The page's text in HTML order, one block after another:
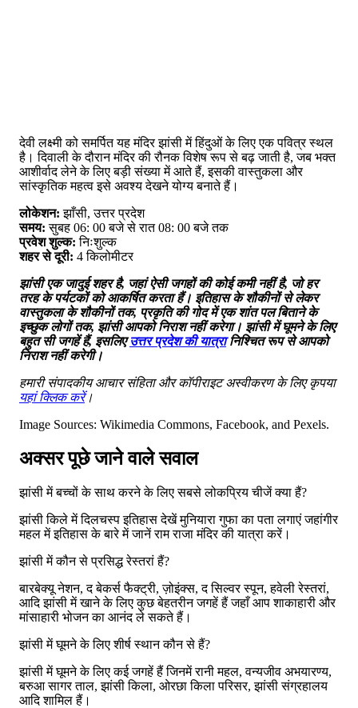
देवी लक्ष्मी को समर्पित यह मंदिर झांसी में हिंदुओं के लिए एक पवित्र स्थल
है। दिवाली के दौरान मंदिर की रौनक विशेष रूप से बढ़ जाती है, जब भक्त
आशीर्वाद लेने के लिए बड़ी संख्या में आते हैं, इसकी वास्तुकला और
सांस्कृतिक महत्व इसे अवश्य देखने योग्य बनाते हैं।
लोकेशन: झाँसी, उत्तर प्रदेश
समय: सुबह 06: 00 बजे से रात 08: 00 बजे तक
प्रवेश शुल्क: निःशुल्क
शहर से दूरी: 4 किलोमीटर
झांसी एक जादुई शहर है, जहां ऐसी जगहों की कोई कमी नहीं है, जो हर
तरह के पर्यटकों को आकर्षित करता हैं। इतिहास के शौकीनों से लेकर
वास्तुकला के शौकीनों तक, प्रकृति की गोद में एक शांत पल बिताने के
इच्छुक लोगों तक, झांसी आपको निराश नहीं करेगा। झांसी में घूमने के लिए
बहुत सी जगहें हैं, इसलिएउत्तर प्रदेश की यात्रानिश्चित रूप से आपको
निराश नहीं करेगी।
हमारी संपादकीय आचार संहिता और कॉपीराइट अस्वीकरण के लिए कृपया
यहां क्लिक करें।
Image Sources: Wikimedia Commons, Facebook, and Pexels.
अक्सर पूछे जाने वाले सवाल
झांसी में बच्चों के साथ करने के लिए सबसे लोकप्रिय चीजें क्या हैं?
झांसी किले में दिलचस्प इतिहास देखें मुनियारा गुफा का पता लगाएं जहांगीर
महल में इतिहास के बारे में जानें राम राजा मंदिर की यात्रा करें।
झांसी में कौन से प्रसिद्ध रेस्तरां हैं?
बारबेक्यू नेशन, द बेकर्स फैक्ट्री, ज़ोइंक्स, द सिल्वर स्पून, हवेली रेस्तरां,
आदि झांसी में खाने के लिए कुछ बेहतरीन जगहें हैं जहाँ आप शाकाहारी और
मांसाहारी भोजन का आनंद ले सकते हैं।
झांसी में घूमने के लिए शीर्ष स्थान कौन से हैं?
झांसी में घूमने के लिए कई जगहें हैं जिनमें रानी महल, वन्यजीव अभयारण्य,
बरुआ सागर ताल, झांसी किला, ओरछा किला परिसर, झांसी संग्रहालय
आदि शामिल हैं।